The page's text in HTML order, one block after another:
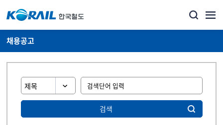
채용공고
검색